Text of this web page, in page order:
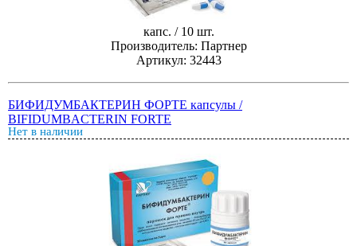
капс. / 10 шт.
Производитель: Партнер
Артикул: 32443
БИФИДУМБАКТЕРИН ФОРТЕ капсулы /
BIFIDUMBACTERIN FORTE
Нет в наличии